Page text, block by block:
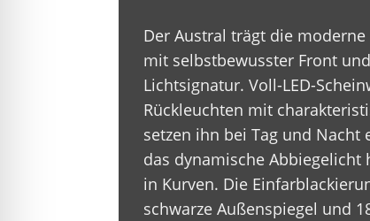
Der Austral trägt die
mit selbstbewusster Front
Lichtsignatur. Voll-LED-
Rückleuchten mit
setzen ihn bei Tag und Nacht
das dynamische
in Kurven. Die
schwarze Außenspiegel und